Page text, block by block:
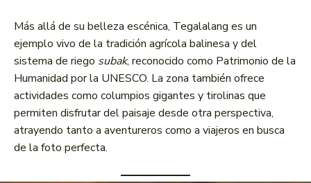
Más allá de su belleza escénica, Tegalalang es un
ejemplo vivo de la tradición agrícola balinesa y del
sistema de riego subak, reconocido como Patrimonio de la
Humanidad por la UNESCO. La zona también ofrece
actividades como columpios gigantes y tirolinas que
permiten disfrutar del paisaje desde otra perspectiva,
atrayendo tanto a aventureros como a viajeros en busca
de la foto perfecta.